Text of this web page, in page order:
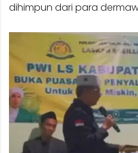
dihimpun dari para